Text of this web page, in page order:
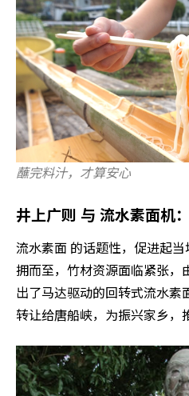
蘸完料汁，才算安心
井上广则 与 流水素面机：
流水素面 的话题性，促进起
拥而至，竹材资源面临紧张，
出了马达驱动的回转式流水素
转让给唐船峡，为振兴家乡，